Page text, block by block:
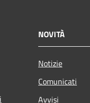
NOVITÀ
Notizie
Comunicati
Avvisi